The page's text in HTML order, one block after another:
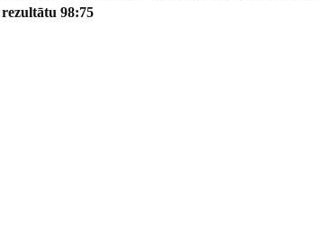
98:75